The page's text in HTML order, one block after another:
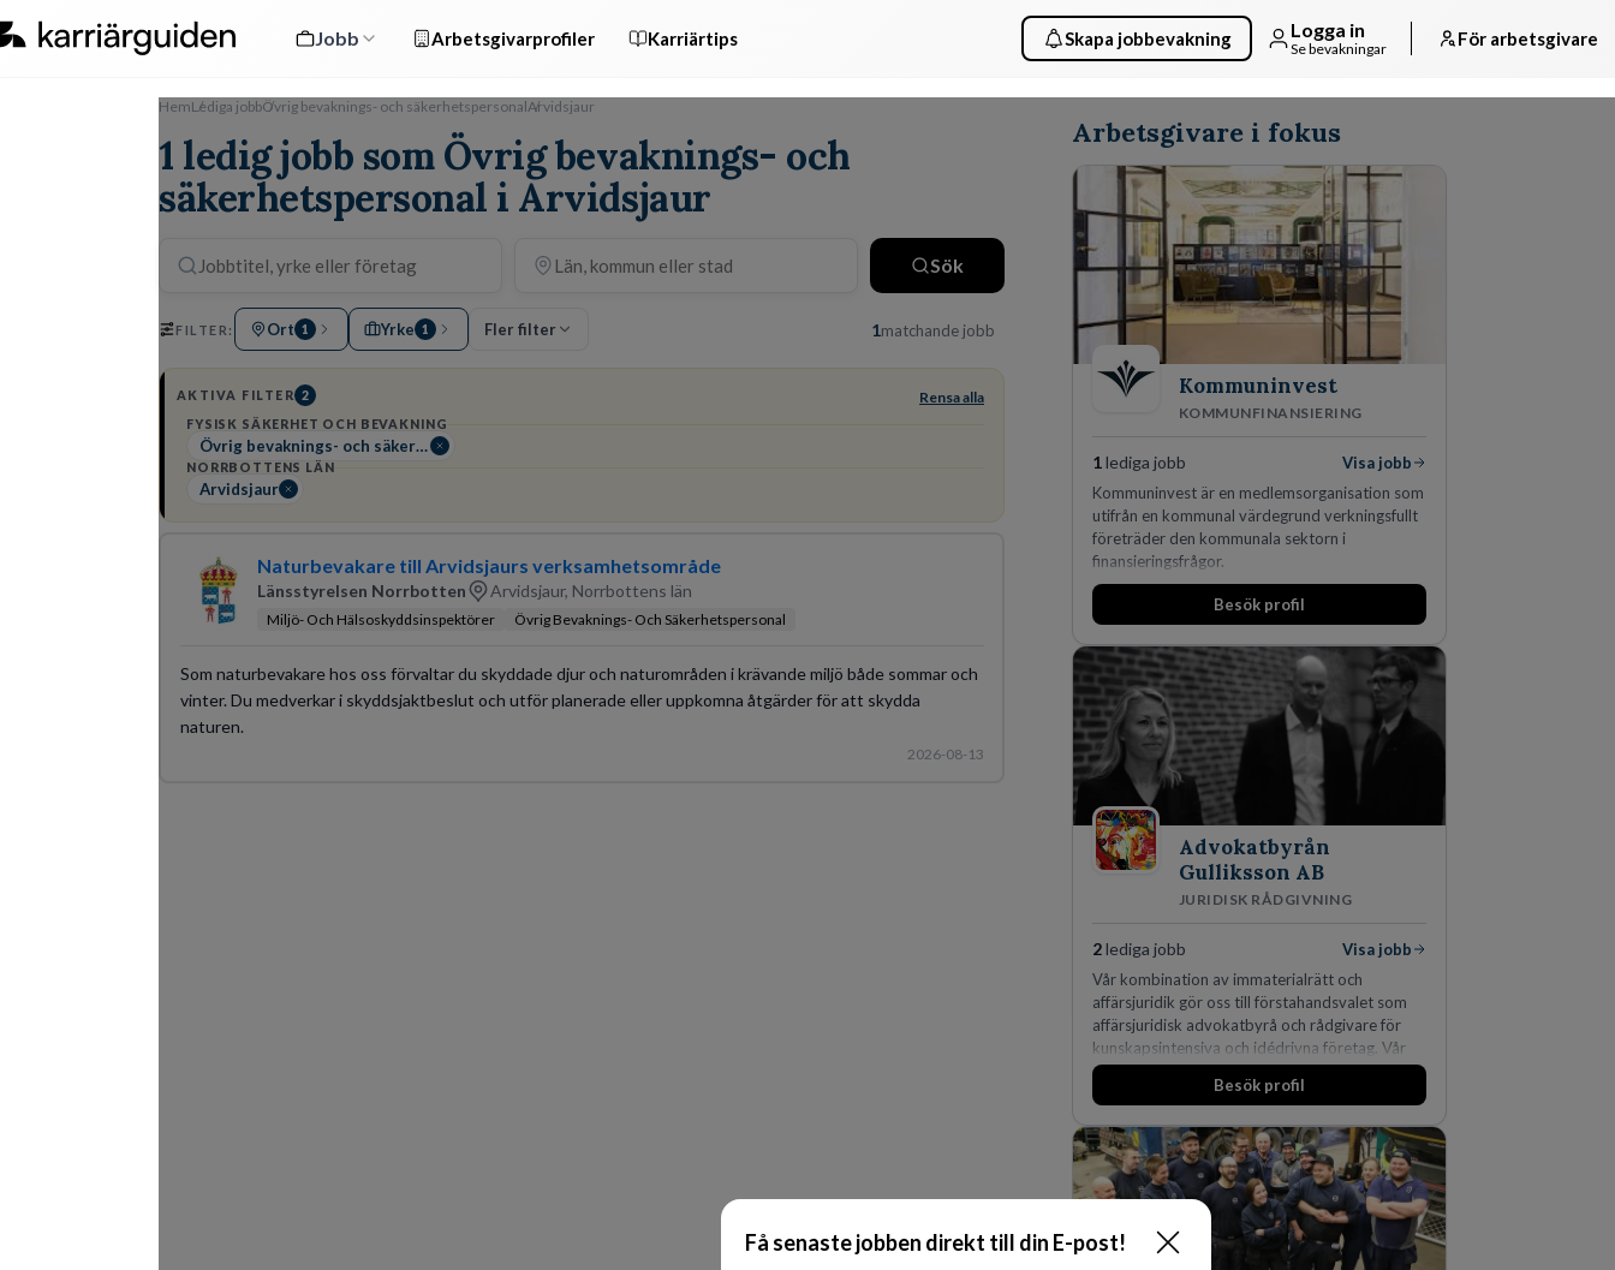
Jobb Arbetsgivarprofiler Karriärtips Skapa jobbevakning Logga in
Se bevakningar För arbetsgivare
Få senaste jobben direkt till din E-post!
HemLediga jobbÖvrig bevaknings- och säkerhetspersonalArvidsjaur
1 ledig jobb som Övrig bevaknings- och
säkerhetspersonal i Arvidsjaur
Sök
FILTER: Ort 1 Yrke 1 Fler filter 1matchande jobb
AKTIVA FILTER 2 Rensa alla
FYSISK SÄKERHET OCH BEVAKNING
Övrig bevaknings- och säkerhetspersonal
NORRBOTTENS LÄN
Arvidsjaur
Naturbevakare till Arvidsjaurs verksamhetsområde
Länsstyrelsen Norrbotten Arvidsjaur, Norrbottens län
Miljö- Och Hälsoskyddsinspektörer Övrig Bevaknings- Och Säkerhetspersonal
Som naturbevakare hos oss förvaltar du skyddade djur och naturområden i krävande miljö både sommar och
vinter. Du medverkar i skyddsjaktbeslut och utför planerade eller uppkomna åtgärder för att skydda
naturen.
2026-08-13
Arbetsgivare i fokus
Kommuninvest
KOMMUNFINANSIERING
1lediga jobb
Visa jobb
Kommuninvest är en medlemsorganisation som
utifrån en kommunal värdegrund verkningsfullt
företräder den kommunala sektorn i
finansieringsfrågor.
Besök profil
Advokatbyrån
Gulliksson AB
JURIDISK RÅDGIVNING
2lediga jobb
Visa jobb
Vår kombination av immaterialrätt och
affärsjuridik gör oss till förstahandsvalet som
affärsjuridisk advokatbyrå och rådgivare för
kunskapsintensiva och idédrivna företag. Vår
expertis inom IP-tillgångar har gett oss en
marknadsledande position. Våra klienter väljer
skydda, utveckla och kommersialisera
företagets viktigaste tillgångar.
Besök profil